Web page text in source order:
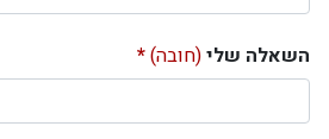
השאלה שלי(חובה)